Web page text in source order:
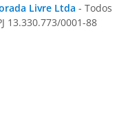
Livre Ltda - Todos
13.330.773/0001-88